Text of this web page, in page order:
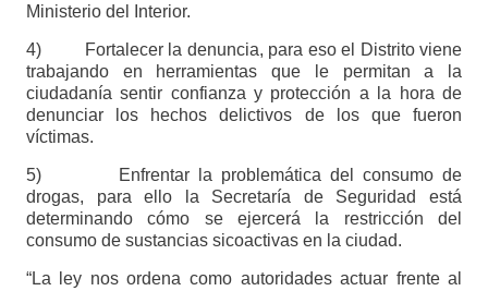
Ministerio del Interior.
4) Fortalecer la denuncia, para eso el Distrito viene
trabajando en herramientas que le permitan a la
ciudadanía sentir confianza y protección a la hora de
denunciar los hechos delictivos de los que fueron
víctimas.
5) Enfrentar la problemática del consumo de
drogas, para ello la Secretaría de Seguridad está
determinando cómo se ejercerá la restricción del
consumo de sustancias sicoactivas en la ciudad.
“La ley nos ordena como autoridades actuar frente al